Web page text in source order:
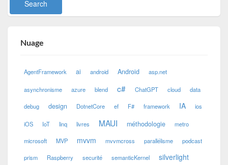
Nuage
AgentFramework ai android Android asp.net
asynchronisme azure blend c# ChatGPT cloud data
debug design DotnetCore ef F# framework IA ios
iOS IoT linq livres MAUI méthodologie metro
microsoft MVP mvvm mvvmcross parallélisme podcast
prism Raspberry securité semanticKernel silverlight